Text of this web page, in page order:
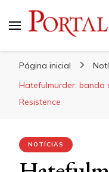
Página inicial
Hatefulmurder: banda
Resistence
NOTÍCIAS